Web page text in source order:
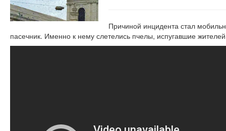
Причиной инцидента стал
пасечник. Именно к нему слетелись пчелы, испугавшие